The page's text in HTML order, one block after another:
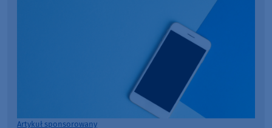
Artykuł sponsorowany